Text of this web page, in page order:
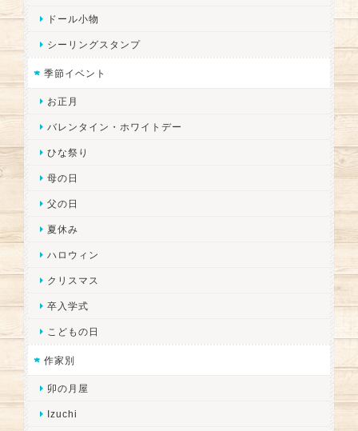
ドール小物
シーリングスタンプ
季節イベント
お正月
バレンタイン・ホワイトデー
ひな祭り
母の日
父の日
夏休み
ハロウィン
クリスマス
卒入学式
こどもの日
作家別
卯の月屋
Izuchi